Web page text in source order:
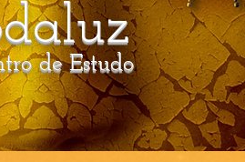
04/08 19:30h Espaço
de Estudo